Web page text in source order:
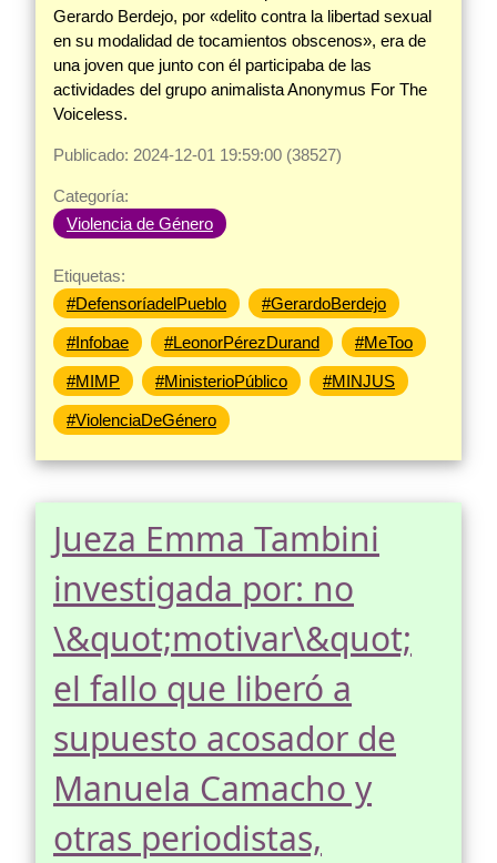
Gerardo Berdejo, por «delito contra la libertad sexual
en su modalidad de tocamientos obscenos», era de
una joven que junto con él participaba de las
actividades del grupo animalista Anonymus For The
Voiceless.
Publicado: 2024-12-01 19:59:00 (38527)
Categoría:
Violencia de Género
Etiquetas:
#DefensoríadelPueblo
#GerardoBerdejo
#Infobae #LeonorPérezDurand #MeToo
#MIMP #MinisterioPúblico #MINJUS
#ViolenciaDeGénero
Jueza Emma Tambini
investigada por: no
\&quot;motivar\&quot;
el fallo que liberó a
supuesto acosador de
Manuela Camacho y
otras periodistas,